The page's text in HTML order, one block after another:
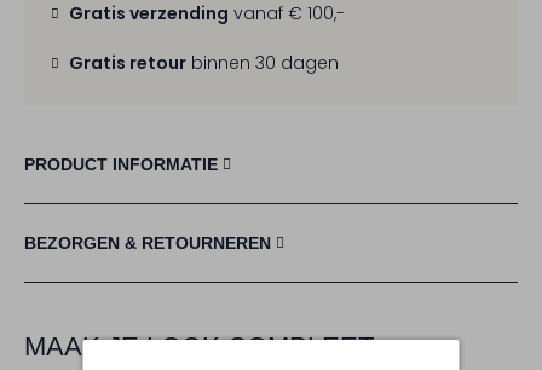
Gratis verzending vanaf € 100,-
Gratis retour binnen 30 dagen
PRODUCT INFORMATIE
BEZORGEN & RETOURNEREN
MAAK JE LOOK COMPLEET